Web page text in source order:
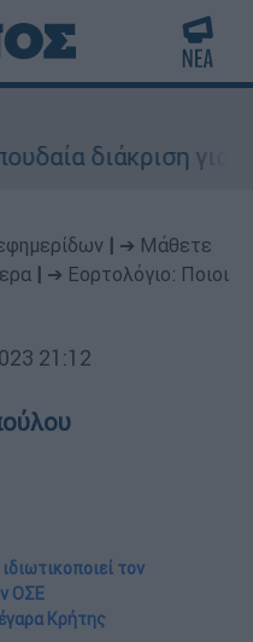
διάκριση για την
➔ Μάθετε
➔ Εορτολόγιο: Ποιοι
21:12
τον
ΟΣΕ
Κρήτης